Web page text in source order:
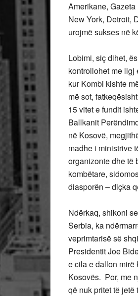
Amerikane,
New York, Detroit,
urojmë sukses në
Lobimi, siç dihet,
kontrollohet me ligj
kur Kombi kishte
më sot,
15 vitet e fundit
Ballkanit
në Kosovë,
madhe i ministrive
organizonte dhe të
kombëtare,
diasporën – diçka
Ndërkaq, shikoni
Serbia, ka
veprimtarisë së
Presidentit Joe
e cila e dallon mirë
Kosovës. Por, me
që nuk pritet të